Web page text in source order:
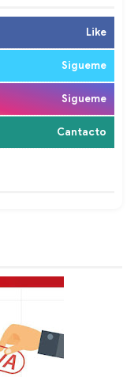
Like
Sigueme
Sigueme
Cantacto